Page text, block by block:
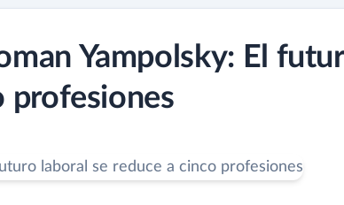
Yampolsky: El
profesiones